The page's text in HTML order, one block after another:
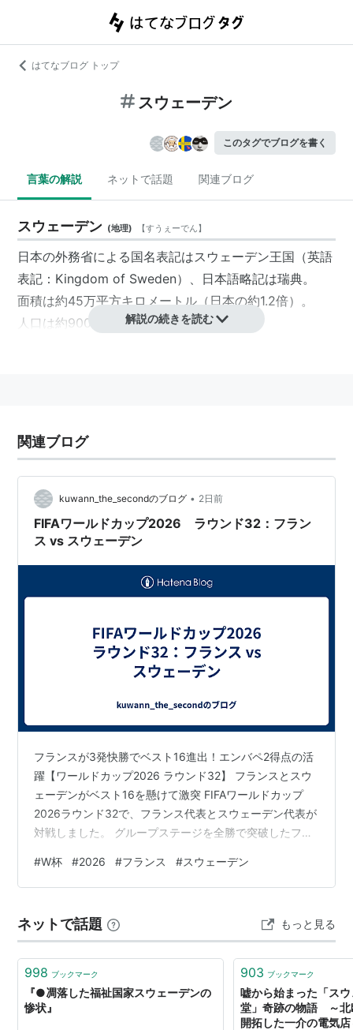
はてなブログ トップ
スウェーデン
このタグでブログを書く
言葉の解説 ネットで話題 関連ブログ
スウェーデン (地理) 【すうぇーでん】
日本の外務省による国名表記はスウェーデン王国 （英語
表記：Kingdom of Sweden）、日本語略記は瑞典。
面積は約45万平方キロメートル（日本の約1.2倍）。
人口は約900万人。
る。
2006年の主要貿易品目（財務省通関統計）によれば、
日本への輸出品として、木材、乗用車、医薬品、通信機
器が上げられている。
鉄鋼、自働車*1、通信機器*2 、航空*3 、軍事 *4などの
産業が発達した重工業国家としての一面もある。
戦闘機や潜水艦などの多くの兵器を国産とする軍事国家
ボルボなど
エリクソンなど
など
解説の続きを読む
関連ブログ
kuwann_the_secondのブログ • 2日前
FIFAワールドカップ2026 ラウンド32：フラン
ス vs スウェーデン
フランスが3発快勝でベスト16進出！エンバペ2得点の活
躍【ワールドカップ2026 ラウンド32】 フランスとスウ
ェーデンがベスト16を懸けて激突 FIFAワールドカップ
2026ラウンド32で、フランス代表とスウェーデン代表が
対戦しました。 グループステージを全勝で突破したフラ
ーを狙う戦いを選択。前半は互角の時間帯もありました
が、試合終盤に地力の差を見せたフランスが3-0で勝利
攻で対抗 試合開始からフランスがボールを保持する展開
となりました。 スウェーデンは4-4-2のブロックを形成
し、エンバ…
#W杯 #2026 #フランス #スウェーデン
ネットで話題 もっと見る
998 ブックマーク
『●凋落した福祉国家スウェーデンの
惨状』
903 ブックマーク
嘘から始まった「ス
堂」奇跡の物語 ～北
開拓した一介の電気